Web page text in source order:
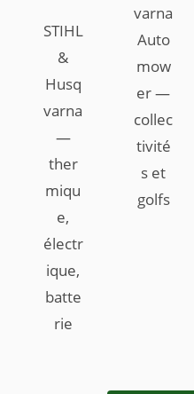
STIHL
&
Husq
varna
—
ther
miqu
e,
électr
ique,
batte
rie
varna
Auto
mow
er —
collec
tivité
s et
golfs